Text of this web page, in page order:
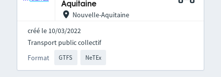
Aquitaine
Nouvelle-Aquitaine
créé le 10/03/2022
Format GTFS NeTEx
Transport public collectif